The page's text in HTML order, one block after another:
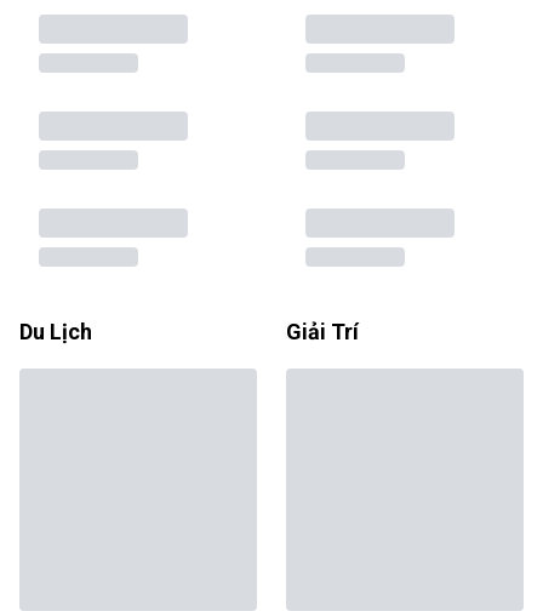
Du Lịch Giải Trí